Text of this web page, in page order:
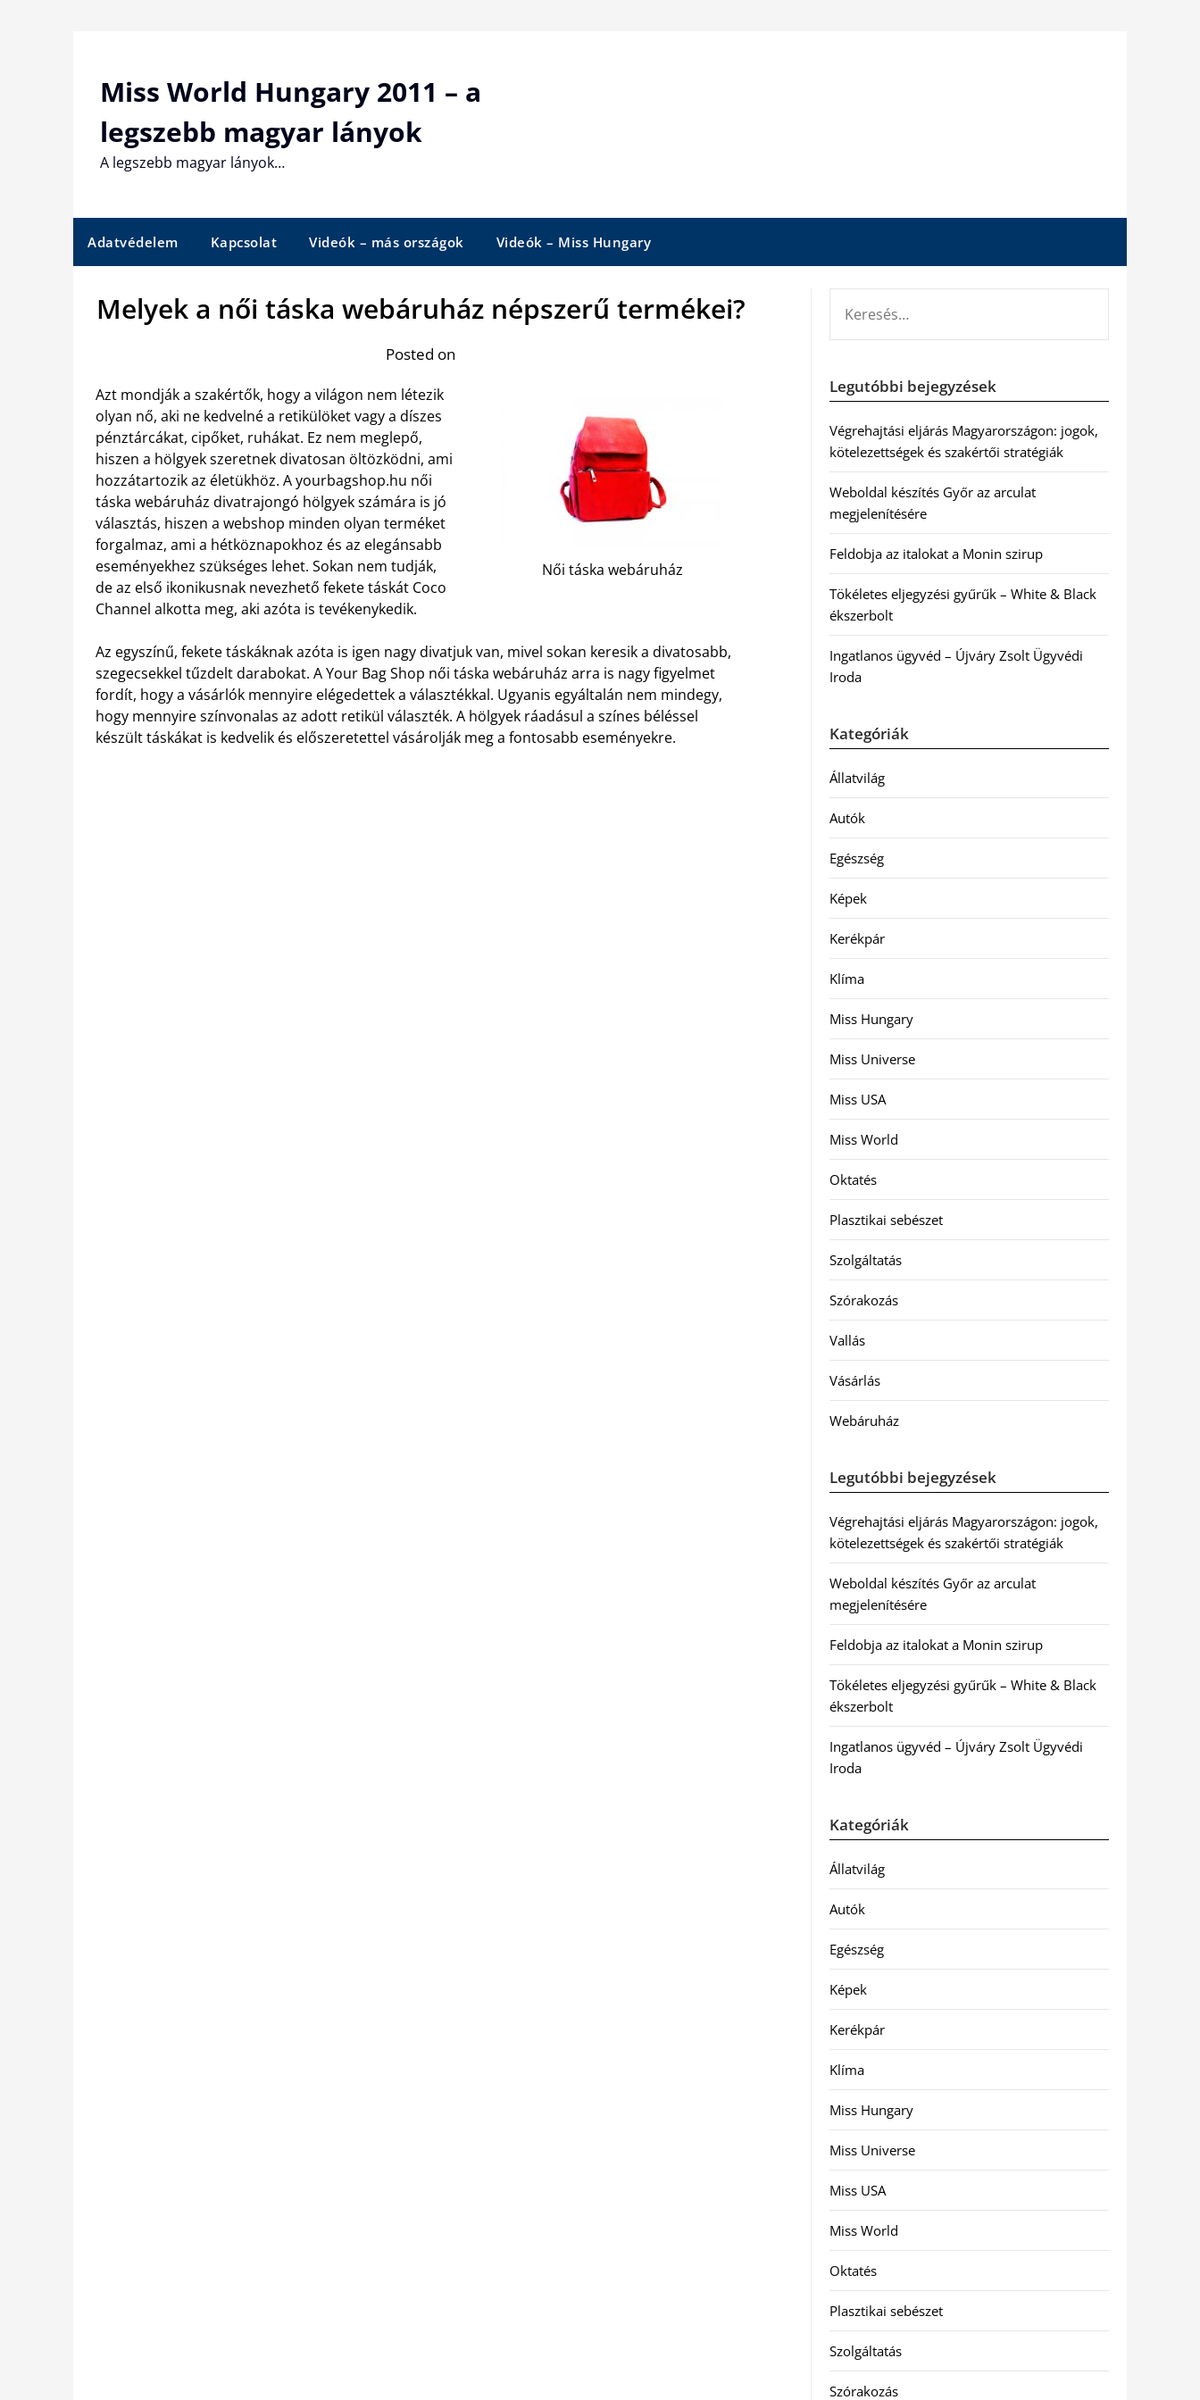
Miss World Hungary 2011 – a
legszebb magyar lányok
A legszebb magyar lányok…
Adatvédelem Kapcsolat Videók – más országok Videók – Miss Hungary
Melyek a női táska webáruház népszerű termékei?
Posted on
Női táska webáruház
Azt mondják a szakértők, hogy a világon nem létezik
olyan nő, aki ne kedvelné a retikülöket vagy a díszes
pénztárcákat, cipőket, ruhákat. Ez nem meglepő,
hiszen a hölgyek szeretnek divatosan öltözködni, ami
hozzátartozik az életükhöz. A yourbagshop.hu női
táska webáruház divatrajongó hölgyek számára is jó
választás, hiszen a webshop minden olyan terméket
forgalmaz, ami a hétköznapokhoz és az elegánsabb
eseményekhez szükséges lehet. Sokan nem tudják,
de az első ikonikusnak nevezhető fekete táskát Coco
Channel alkotta meg, aki azóta is tevékenykedik.
Az egyszínű, fekete táskáknak azóta is igen nagy divatjuk van, mivel sokan keresik a divatosabb,
szegecsekkel tűzdelt darabokat. A Your Bag Shop női táska webáruház arra is nagy figyelmet
fordít, hogy a vásárlók mennyire elégedettek a választékkal. Ugyanis egyáltalán nem mindegy,
hogy mennyire színvonalas az adott retikül választék. A hölgyek ráadásul a színes béléssel
készült táskákat is kedvelik és előszeretettel vásárolják meg a fontosabb eseményekre.
Legutóbbi bejegyzések
Végrehajtási eljárás Magyarországon: jogok,
kötelezettségek és szakértői stratégiák
Weboldal készítés Győr az arculat
megjelenítésére
Feldobja az italokat a Monin szirup
Tökéletes eljegyzési gyűrűk – White & Black
ékszerbolt
Ingatlanos ügyvéd – Újváry Zsolt Ügyvédi
Iroda
Kategóriák
Állatvilág
Autók
Egészség
Képek
Kerékpár
Klíma
Miss Hungary
Miss Universe
Miss USA
Miss World
Oktatés
Plasztikai sebészet
Szolgáltatás
Szórakozás
Vallás
Vásárlás
Webáruház
Legutóbbi bejegyzések
Végrehajtási eljárás Magyarországon: jogok,
kötelezettségek és szakértői stratégiák
Weboldal készítés Győr az arculat
megjelenítésére
Feldobja az italokat a Monin szirup
Tökéletes eljegyzési gyűrűk – White & Black
ékszerbolt
Ingatlanos ügyvéd – Újváry Zsolt Ügyvédi
Iroda
Kategóriák
Állatvilág
Autók
Egészség
Képek
Kerékpár
Klíma
Miss Hungary
Miss Universe
Miss USA
Miss World
Oktatés
Plasztikai sebészet
Szolgáltatás
Szórakozás